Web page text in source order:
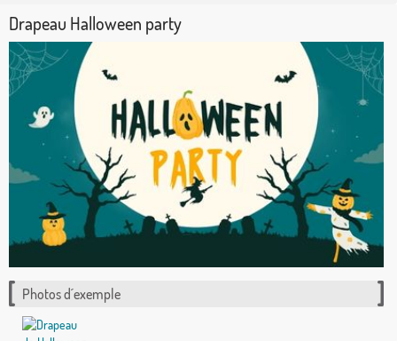
Drapeau Halloween party
Photos d´exemple